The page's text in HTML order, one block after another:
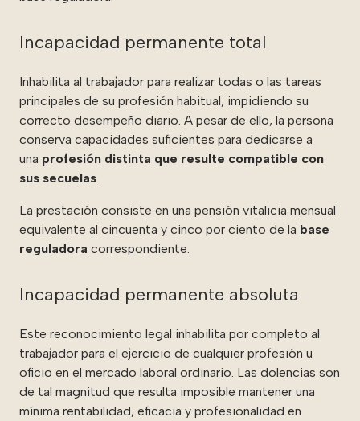
Incapacidad permanente total
Inhabilita al trabajador para realizar todas o las tareas
principales de su profesión habitual, impidiendo su
correcto desempeño diario. A pesar de ello, la persona
conserva capacidades suficientes para dedicarse a
una profesión distinta que resulte compatible con
sus secuelas
La prestación consiste en una pensión vitalicia mensual
equivalente al cincuenta y cinco por ciento de la base
reguladora correspondiente.
Incapacidad permanente absoluta
Este reconocimiento legal inhabilita por completo al
trabajador para el ejercicio de cualquier profesión u
oficio en el mercado laboral ordinario. Las dolencias son
de tal magnitud que resulta imposible mantener una
mínima rentabilidad, eficacia y profesionalidad en